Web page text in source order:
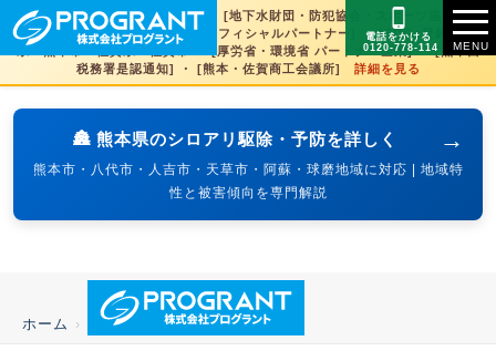
[文化財虫菌害研究所 賛助会員] ・ [地下水財団・防犯協会・スポーツ協会×3県
賛助] ・ [火の国サラマンダーズオフィシャルパートナー] ・ [SDGs登録] 熊本
県・熊本市・佐賀県・佐賀市 ・ [厚労省・環境省 パートナー企業] ・ [熊本西
税務署是認通知] ・ [熊本・佐賀商工会議所] 詳細を見る
→
🏯 熊本県のシロアリ駆除・予防を詳しく
熊本市・八代市・人吉市・天草市・阿蘇・球磨地域に対応 | 地域特
性と被害傾向を専門解説
電話をかける
0120-778-114
ホーム ›